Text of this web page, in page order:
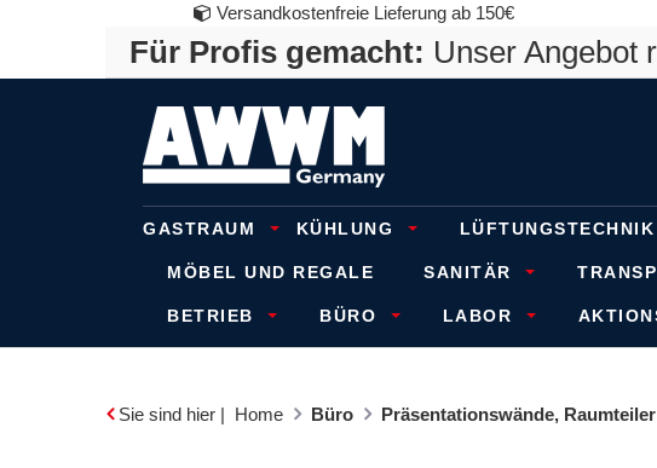
Versandkostenfreie Lieferung ab 150€
Für Profis gemacht: Unser Angebot
GASTRAUM KÜHLUNG LÜFTUNGSTECHNIK
MÖBEL UND REGALE SANITÄR
BETRIEB BÜRO LABOR
Sie sind hier | Home Büro Präsentationswände,